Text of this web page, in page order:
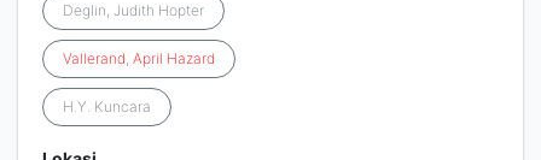
Deglin, Judith Hopter
Vallerand, April Hazard
H.Y. Kuncara